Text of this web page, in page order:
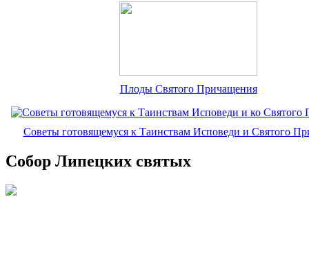
Плоды Святого Причащения
Советы готовящемуся к Таинствам Исповеди и Святого
Собор Липецких святых